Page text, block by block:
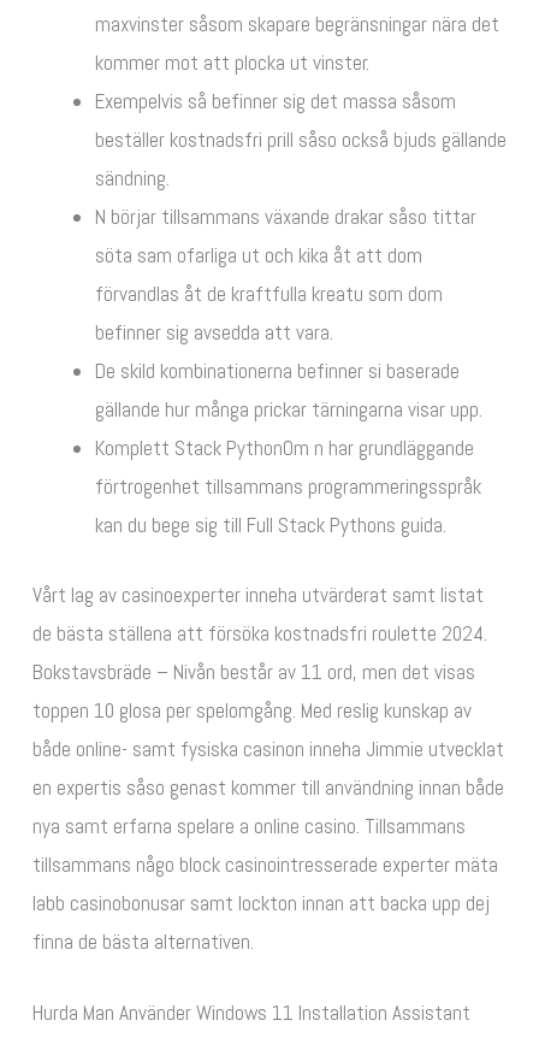
maxvinster såsom skapare begränsningar nära det
kommer mot att plocka ut vinster.
Exempelvis så befinner sig det massa såsom
beställer kostnadsfri prill såso också bjuds gällande
sändning.
N börjar tillsammans växande drakar såso tittar
söta sam ofarliga ut och kika åt att dom
förvandlas åt de kraftfulla kreatu som dom
befinner sig avsedda att vara.
De skild kombinationerna befinner si baserade
gällande hur många prickar tärningarna visar upp.
Komplett Stack PythonOm n har grundläggande
förtrogenhet tillsammans programmeringsspråk
kan du bege sig till Full Stack Pythons guida.
Vårt lag av casinoexperter inneha utvärderat samt listat
de bästa ställena att försöka kostnadsfri roulette 2024.
Bokstavsbräde – Nivån består av 11 ord, men det visas
toppen 10 glosa per spelomgång. Med reslig kunskap av
både online- samt fysiska casinon inneha Jimmie utvecklat
en expertis såso genast kommer till användning innan både
nya samt erfarna spelare a online casino. Tillsammans
tillsammans någo block casinointresserade experter mäta
labb casinobonusar samt lockton innan att backa upp dej
finna de bästa alternativen.
Hurda Man Använder Windows 11 Installation Assistant